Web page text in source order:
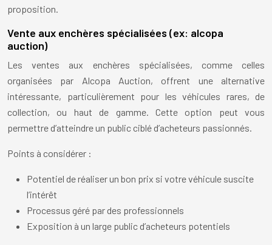
proposition.
Vente aux enchères spécialisées (ex: alcopa
auction)
Les ventes aux enchères spécialisées, comme celles
organisées par Alcopa Auction, offrent une alternative
intéressante, particulièrement pour les véhicules rares, de
collection, ou haut de gamme. Cette option peut vous
permettre d’atteindre un public ciblé d’acheteurs passionnés.
Points à considérer :
Potentiel de réaliser un bon prix si votre véhicule suscite
l’intérêt
Processus géré par des professionnels
Exposition à un large public d’acheteurs potentiels